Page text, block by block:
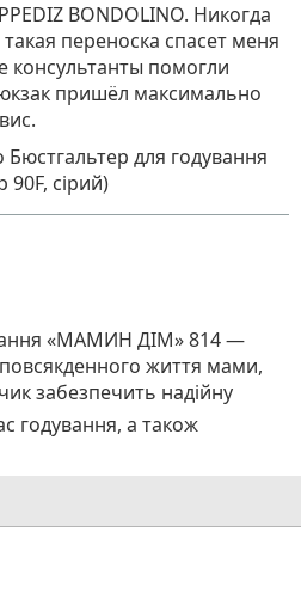
BONDOLINO. Никогда
переноска спасет меня
помогли
пришёл максимально
Бюстгальтер для годування
сірий)
«МАМИН ДІМ» 814 —
життя мами,
забезпечить надійну
годування, а також